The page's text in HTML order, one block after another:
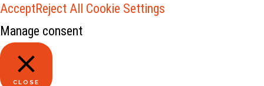
AcceptReject All Cookie Settings
Manage consent
CLOSE